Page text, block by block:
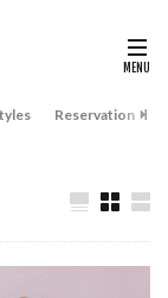
Reservation
いてンカラーについて
髪型について